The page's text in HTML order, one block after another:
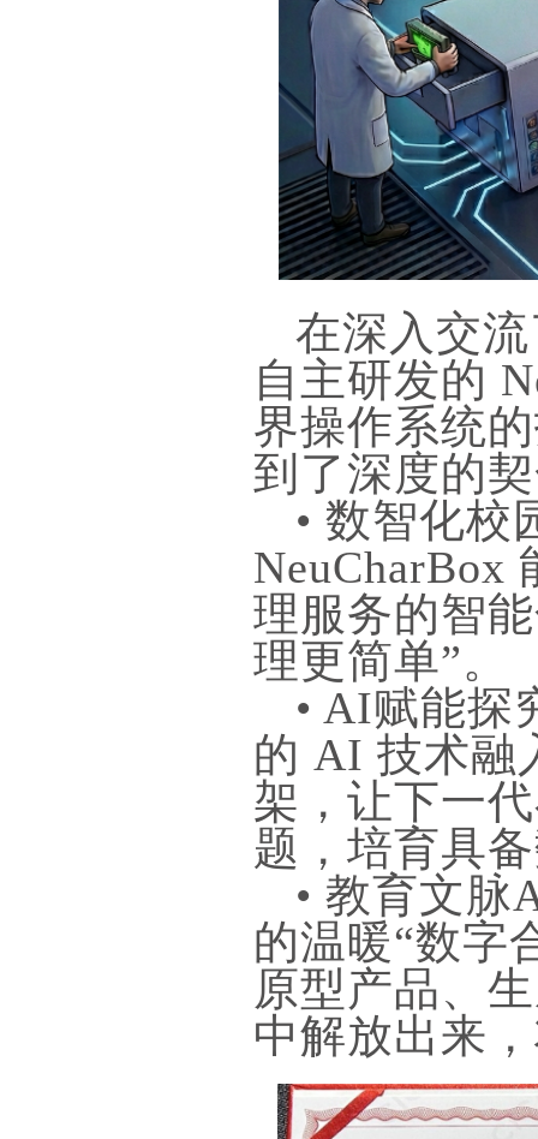
在深入交
自主研发的
界操作系统
到了深度的
• 数智化校
NeuCharBox
理服务的智
理更简单”。
• AI赋能探
的 AI 技术融
架，让下一
题，培育具
• 教育文脉
的温暖“数字
原型产品、
中解放出来